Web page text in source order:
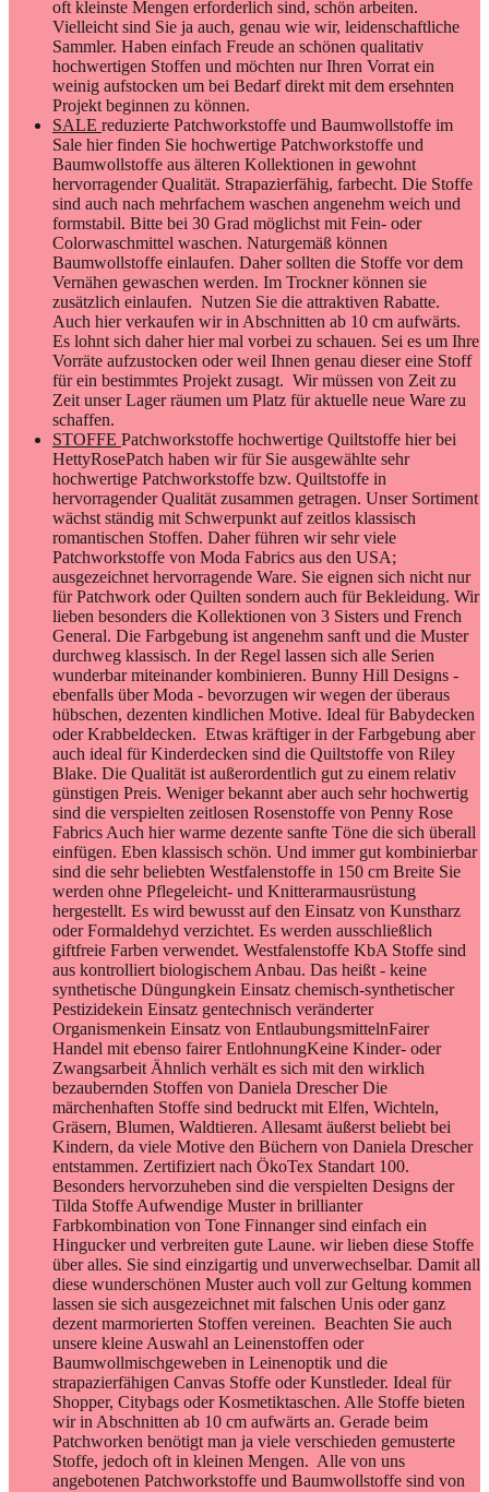
oft kleinste Mengen erforderlich sind, schön arbeiten.
Vielleicht sind Sie ja auch, genau wie wir, leidenschaftliche
Sammler. Haben einfach Freude an schönen qualitativ
hochwertigen Stoffen und möchten nur Ihren Vorrat ein
weinig aufstocken um bei Bedarf direkt mit dem ersehnten
Projekt beginnen zu können.
SALE reduzierte Patchworkstoffe und Baumwollstoffe im
Sale hier finden Sie hochwertige Patchworkstoffe und
Baumwollstoffe aus älteren Kollektionen in gewohnt
hervorragender Qualität. Strapazierfähig, farbecht. Die Stoffe
sind auch nach mehrfachem waschen angenehm weich und
formstabil. Bitte bei 30 Grad möglichst mit Fein- oder
Colorwaschmittel waschen. Naturgemäß können
Baumwollstoffe einlaufen. Daher sollten die Stoffe vor dem
Vernähen gewaschen werden. Im Trockner können sie
zusätzlich einlaufen. Nutzen Sie die attraktiven Rabatte.
Auch hier verkaufen wir in Abschnitten ab 10 cm aufwärts.
Es lohnt sich daher hier mal vorbei zu schauen. Sei es um Ihre
Vorräte aufzustocken oder weil Ihnen genau dieser eine Stoff
für ein bestimmtes Projekt zusagt. Wir müssen von Zeit zu
Zeit unser Lager räumen um Platz für aktuelle neue Ware zu
schaffen.
STOFFE Patchworkstoffe hochwertige Quiltstoffe hier bei
HettyRosePatch haben wir für Sie ausgewählte sehr
hochwertige Patchworkstoffe bzw. Quiltstoffe in
hervorragender Qualität zusammen getragen. Unser Sortiment
wächst ständig mit Schwerpunkt auf zeitlos klassisch
romantischen Stoffen. Daher führen wir sehr viele
Patchworkstoffe von Moda Fabrics aus den USA;
ausgezeichnet hervorragende Ware. Sie eignen sich nicht nur
für Patchwork oder Quilten sondern auch für Bekleidung. Wir
lieben besonders die Kollektionen von 3 Sisters und French
General. Die Farbgebung ist angenehm sanft und die Muster
durchweg klassisch. In der Regel lassen sich alle Serien
wunderbar miteinander kombinieren. Bunny Hill Designs -
ebenfalls über Moda - bevorzugen wir wegen der überaus
hübschen, dezenten kindlichen Motive. Ideal für Babydecken
oder Krabbeldecken. Etwas kräftiger in der Farbgebung aber
auch ideal für Kinderdecken sind die Quiltstoffe von Riley
Blake. Die Qualität ist außerordentlich gut zu einem relativ
günstigen Preis. Weniger bekannt aber auch sehr hochwertig
sind die verspielten zeitlosen Rosenstoffe von Penny Rose
Fabrics Auch hier warme dezente sanfte Töne die sich überall
einfügen. Eben klassisch schön. Und immer gut kombinierbar
sind die sehr beliebten Westfalenstoffe in 150 cm Breite Sie
werden ohne Pflegeleicht- und Knitterarmausrüstung
hergestellt. Es wird bewusst auf den Einsatz von Kunstharz
oder Formaldehyd verzichtet. Es werden ausschließlich
giftfreie Farben verwendet. Westfalenstoffe KbA Stoffe sind
aus kontrolliert biologischem Anbau. Das heißt - keine
synthetische Düngungkein Einsatz chemisch-synthetischer
Pestizidekein Einsatz gentechnisch veränderter
Organismenkein Einsatz von EntlaubungsmittelnFairer
Handel mit ebenso fairer EntlohnungKeine Kinder- oder
Zwangsarbeit Ähnlich verhält es sich mit den wirklich
bezaubernden Stoffen von Daniela Drescher Die
märchenhaften Stoffe sind bedruckt mit Elfen, Wichteln,
Gräsern, Blumen, Waldtieren. Allesamt äußerst beliebt bei
Kindern, da viele Motive den Büchern von Daniela Drescher
entstammen. Zertifiziert nach ÖkoTex Standart 100.
Besonders hervorzuheben sind die verspielten Designs der
Tilda Stoffe Aufwendige Muster in brillianter
Farbkombination von Tone Finnanger sind einfach ein
Hingucker und verbreiten gute Laune. wir lieben diese Stoffe
über alles. Sie sind einzigartig und unverwechselbar. Damit all
diese wunderschönen Muster auch voll zur Geltung kommen
lassen sie sich ausgezeichnet mit falschen Unis oder ganz
dezent marmorierten Stoffen vereinen. Beachten Sie auch
unsere kleine Auswahl an Leinenstoffen oder
Baumwollmischgeweben in Leinenoptik und die
strapazierfähigen Canvas Stoffe oder Kunstleder. Ideal für
Shopper, Citybags oder Kosmetiktaschen. Alle Stoffe bieten
wir in Abschnitten ab 10 cm aufwärts an. Gerade beim
Patchworken benötigt man ja viele verschieden gemusterte
Stoffe, jedoch oft in kleinen Mengen. Alle von uns
angebotenen Patchworkstoffe und Baumwollstoffe sind von